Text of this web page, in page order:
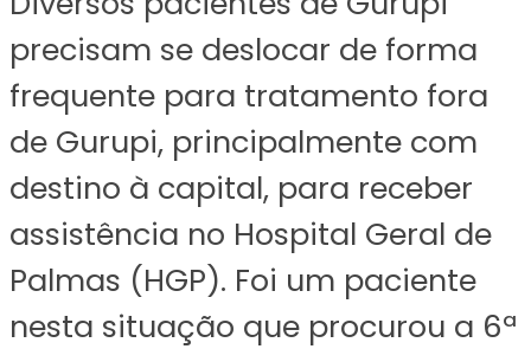
precisam se deslocar de forma
frequente para tratamento fora
de Gurupi, principalmente com
destino à capital, para receber
assistência no Hospital Geral de
Palmas (HGP). Foi um paciente
nesta situação que procurou a 6ª